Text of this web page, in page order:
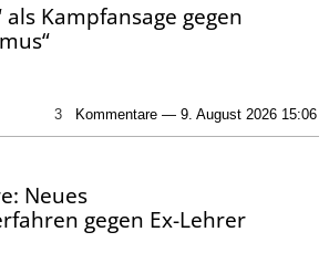
als Kampfansage gegen
3 Kommentare — 9. August 2026 15:06
Neues
gegen Ex-Lehrer